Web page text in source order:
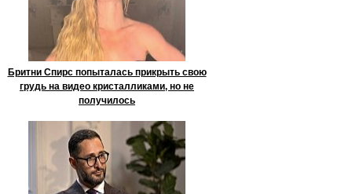
Бритни Спирс попыталась прикрыть свою
грудь на видео кристалликами, но не
получилось